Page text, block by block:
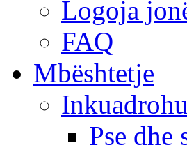
Logoja
FAQ
Mbështetje
Inkuadrohu
Pse dhe